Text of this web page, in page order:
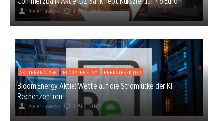
Dieter Jaworski 8. Aug. 2026
AKTIENANALYSE BLOOM ENERGY ENERGIESEKTOR
Bloom Energy Aktie: Wette auf die Stromlücke der KI-
Rechenzentren
Dieter Jaworski 8. Aug. 2026